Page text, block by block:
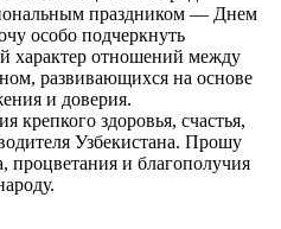
праздником — Днем
особо подчеркнуть
характер отношений между
развивающихся на основе
и доверия.
крепкого здоровья, счастья,
Узбекистана. Прошу
процветания и благополучия